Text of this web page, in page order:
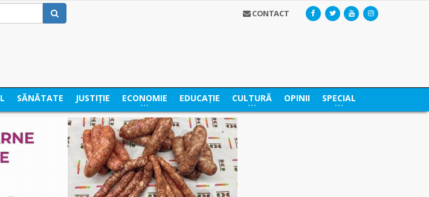
CONTACT
SĂNĂTATE JUSTIȚIE ECONOMIE EDUCAȚIE CULTURĂ OPINII SPECIAL